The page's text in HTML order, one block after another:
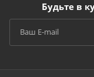
Будьте в